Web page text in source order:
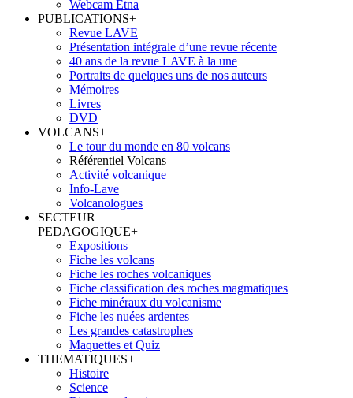
Webcam Etna
PUBLICATIONS+
Revue LAVE
Présentation intégrale d’une revue récente
40 ans de la revue LAVE à la une
Portraits de quelques uns de nos auteurs
Mémoires
Livres
DVD
VOLCANS+
Le tour du monde en 80 volcans
Référentiel Volcans
Activité volcanique
Info-Lave
Volcanologues
SECTEUR
PEDAGOGIQUE+
Expositions
Fiche les volcans
Fiche les roches volcaniques
Fiche classification des roches magmatiques
Fiche minéraux du volcanisme
Fiche les nuées ardentes
Les grandes catastrophes
Maquettes et Quiz
THEMATIQUES+
Histoire
Science